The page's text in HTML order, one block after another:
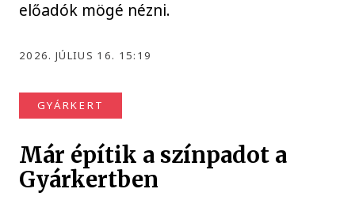
előadók mögé nézni.
2026. JÚLIUS 16. 15:19
GYÁRKERT
Már építik a színpadot a
Gyárkertben